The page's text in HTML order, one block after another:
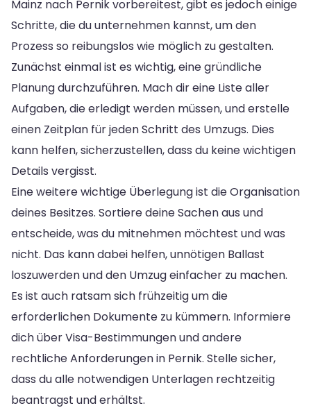
Mainz nach Pernik vorbereitest, gibt es jedoch einige
Schritte, die du unternehmen kannst, um den
Prozess so reibungslos wie möglich zu gestalten.
Zunächst einmal ist es wichtig, eine gründliche
Planung durchzuführen. Mach dir eine Liste aller
Aufgaben, die erledigt werden müssen, und erstelle
einen Zeitplan für jeden Schritt des Umzugs. Dies
kann helfen, sicherzustellen, dass du keine wichtigen
Details vergisst.
Eine weitere wichtige Überlegung ist die Organisation
deines Besitzes. Sortiere deine Sachen aus und
entscheide, was du mitnehmen möchtest und was
nicht. Das kann dabei helfen, unnötigen Ballast
loszuwerden und den Umzug einfacher zu machen.
Es ist auch ratsam sich frühzeitig um die
erforderlichen Dokumente zu kümmern. Informiere
dich über Visa-Bestimmungen und andere
rechtliche Anforderungen in Pernik. Stelle sicher,
dass du alle notwendigen Unterlagen rechtzeitig
beantragst und erhältst.